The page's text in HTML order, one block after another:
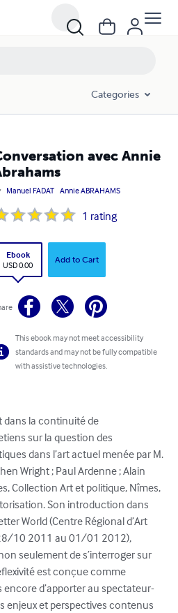
Categories
avec Annie
Manuel FADAT Annie ABRAHAMS
1 rating
Ebook
USD 0.00
Add to Cart
This ebook may not meet accessibility
standards and may not be fully compatible
with assistive technologies.
dans la continuité de
sur la question des
dans l’art actuel menée par M.
Wright ; Paul Ardenne ; Alain
Collection Art et politique, Nîmes,
Son introduction dans
World (Centre Régional d’Art
10 2011 au 01/01 2012),
seulement de s’interroger sur
est conçue comme
encore d’apporter au spectateur-
enjeux et perspectives contenus